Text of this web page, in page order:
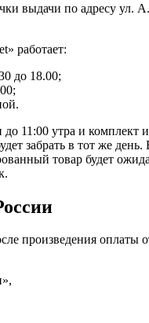
выдачи по адресу ул.
работает:
до 18.00;
до 11:00 утра и комплект
забрать в тот же
товар будет
произведения оплаты